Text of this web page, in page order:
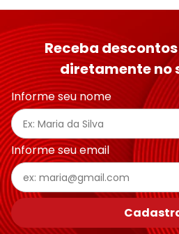
Receba
diretamente no
Informe seu nome
Informe seu email